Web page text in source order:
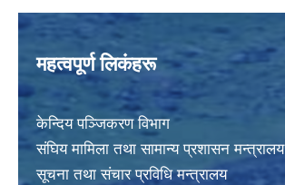
महत्वपूर्ण लिकंहरू
केन्दिय पञ्जिकरण विभाग
संघिय मामिला तथा सामान्य प्रशासन मन्त्रालय
सूचना तथा संचार प्रविधि मन्त्रालय